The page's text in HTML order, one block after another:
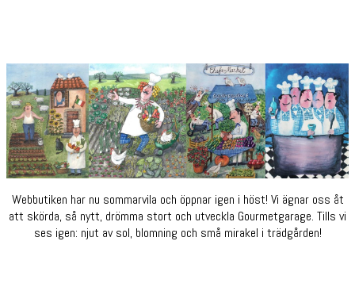
Webbutiken har nu sommarvila och öppnar igen i höst! Vi ägnar oss åt
att skörda, så nytt, drömma stort och utveckla Gourmetgarage. Tills vi
ses igen: njut av sol, blomning och små mirakel i trädgården!